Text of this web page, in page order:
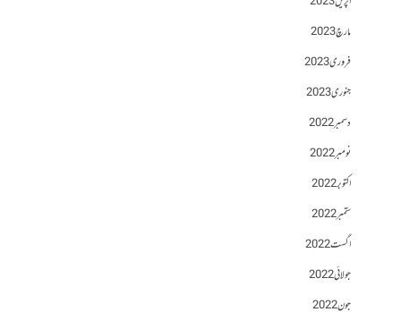
مارچ 2023
فروری 2023
جنوری 2023
دسمبر 2022
نومبر 2022
اکتوبر 2022
ستمبر 2022
اگست 2022
جولائی 2022
جون 2022